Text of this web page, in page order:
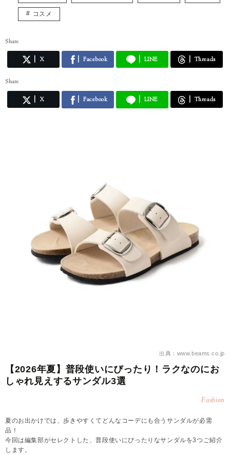
コスメ
Share
X Facebook LINE Threads
Share
X Facebook LINE Threads
出典：www.beams.co.jp
【2026年夏】普段使いにぴったり！ラクなのにお
しゃれ見えするサンダル3選
Fashion
夏のお出かけでは、歩きやすくてどんなコーデにも合うサンダルが必需
品！
今回は編集部がセレクトした、普段使いにぴったりなサンダルを3つご紹介
します。